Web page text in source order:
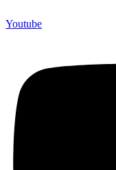
Youtube